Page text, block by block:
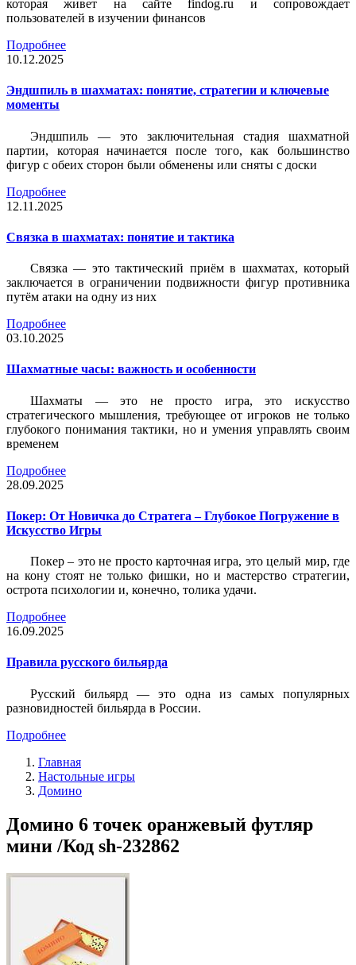
которая живет на сайте findog.ru и сопровождает
пользователей в изучении финансов
Подробнее
10.12.2025
Эндшпиль в шахматах: понятие, стратегии и ключевые
моменты
Эндшпиль — это заключительная стадия шахматной
партии, которая начинается после того, как большинство
фигур с обеих сторон были обменены или сняты с доски
Подробнее
12.11.2025
Связка в шахматах: понятие и тактика
Связка — это тактический приём в шахматах, который
заключается в ограничении подвижности фигур противника
путём атаки на одну из них
Подробнее
03.10.2025
Шахматные часы: важность и особенности
Шахматы — это не просто игра, это искусство
стратегического мышления, требующее от игроков не только
глубокого понимания тактики, но и умения управлять своим
временем
Подробнее
28.09.2025
Покер: От Новичка до Стратега – Глубокое Погружение в
Искусство Игры
Покер – это не просто карточная игра, это целый мир, где
на кону стоят не только фишки, но и мастерство стратегии,
острота психологии и, конечно, толика удачи.
Подробнее
16.09.2025
Правила русского бильярда
Русский бильярд — это одна из самых популярных
разновидностей бильярда в России.
Подробнее
Главная
Настольные игры
Домино
Домино 6 точек оранжевый футляр
мини /Код sh-232862